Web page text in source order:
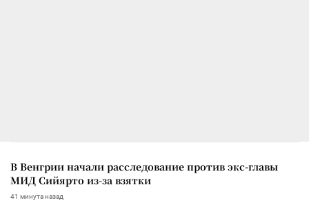
В Венгрии начали расследование против экс-главы
МИД Сийярто из-за взятки
41 минута назад